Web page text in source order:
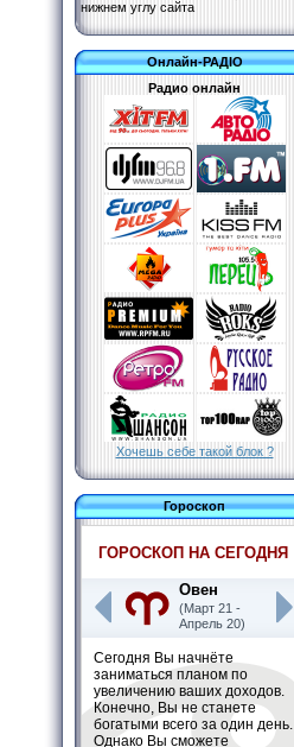
нижнем углу сайта
Онлайн-РАДІО
Радио онлайн
Хочешь себе такой блок ?
Гороскоп
ГОРОСКОП НА СЕГОДНЯ
Овен
(Март 21 -
Апрель 20)
Сегодня Вы начнёте
заниматься планом по
увеличению ваших доходов.
Конечно, Вы не станете
богатыми всего за один день.
Однако Вы сможете